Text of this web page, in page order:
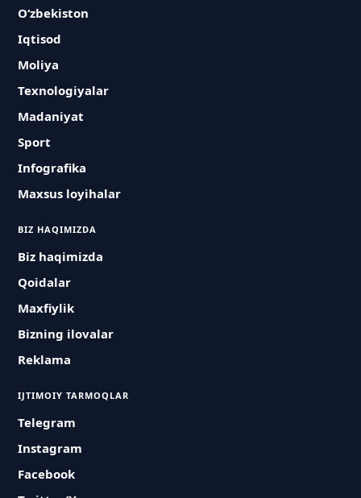
O‘zbekiston
Iqtisod
Moliya
Texnologiyalar
Madaniyat
Sport
Infografika
Maxsus loyihalar
BIZ HAQIMIZDA
Biz haqimizda
Qoidalar
Maxfiylik
Bizning ilovalar
Reklama
IJTIMOIY TARMOQLAR
Telegram
Instagram
Facebook